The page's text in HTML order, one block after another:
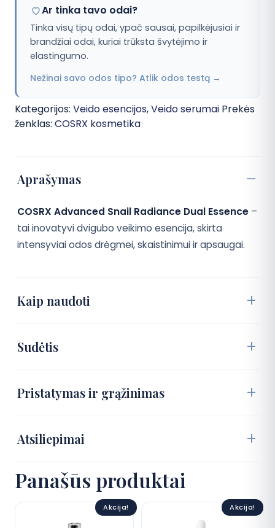
Ar tinka tavo odai?
Tinka visų tipų odai, ypač sausai, papilkėjusiai ir
brandžiai odai, kuriai trūksta švytėjimo ir
elastingumo.
Nežinai savo odos tipo? Atlik odos testą →
Kategorijos: Veido esencijos,Veido serumai Prekės
ženklas: COSRX kosmetika
Aprašymas
COSRX Advanced Snail Radiance Dual Essence –
tai inovatyvi dvigubo veikimo esencija, skirta
intensyviai odos drėgmei, skaistinimui ir apsaugai.
Kaip naudoti
Sudėtis
Pristatymas ir grąžinimas
Atsiliepimai
Panašūs produktai
Akcija! Akcija!